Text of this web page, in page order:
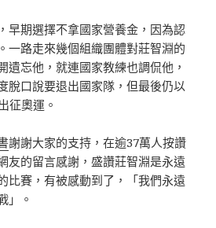
早期選擇不拿國家營養金，因為認
一路走來幾個組織團體對莊智淵的
遺忘他，就連國家教練也調侃他，
脫口說要退出國家隊，但最後仍以
征奧運。
謝謝大家的支持，在逾37萬人按讚
友的留言感謝，盛讚莊智淵是永遠
比賽，有被感動到了，「我們永遠
」。